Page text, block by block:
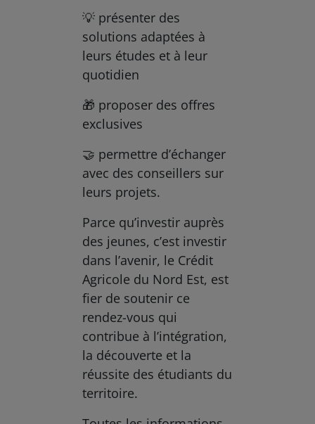
💡 présenter des
solutions adaptées à
leurs études et à leur
quotidien
🎁 proposer des offres
exclusives
🤝 permettre d’échanger
avec des conseillers sur
leurs projets.
Parce qu’investir auprès
des jeunes, c’est investir
dans l’avenir, le Crédit
Agricole du Nord Est, est
fier de soutenir ce
rendez-vous qui
contribue à l’intégration,
la découverte et la
réussite des étudiants du
territoire.